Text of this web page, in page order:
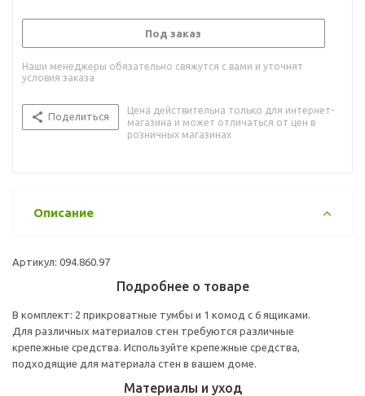
Под заказ
Наши менеджеры обязательно свяжутся с вами и уточнят
условия заказа
Поделиться
Цена действительна только для интернет-
магазина и может отличаться от цен в
розничных магазинах
Описание
Артикул: 094.860.97
Подробнее о товаре
В комплект: 2 прикроватные тумбы и 1 комод с 6 ящиками.
Для различных материалов стен требуются различные
крепежные средства. Используйте крепежные средства,
подходящие для материала стен в вашем доме.
Материалы и уход